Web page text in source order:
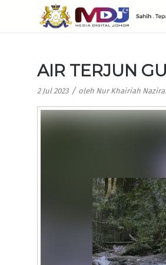
AIR TERJUN
2 Jul 2023 / oleh Nur Khairiah